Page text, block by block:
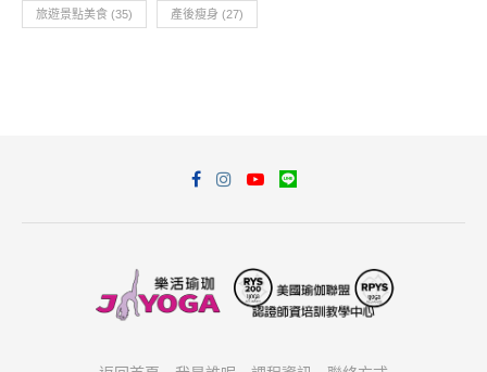
旅遊景點美食 (35) 產後瘦身 (27)